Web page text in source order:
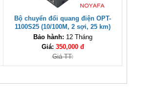
Bộ chuyển đổi quang điện OPT-
1100S25 (10/100M, 2 sợi, 25 km)
Bảo hành: 12 Tháng
Giá: 350,000 đ
Giá TT: